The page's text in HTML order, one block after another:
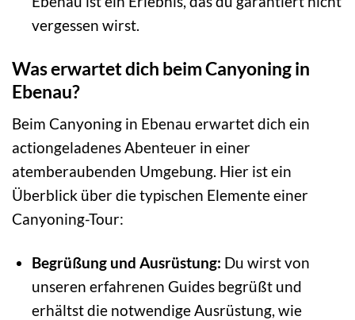
vergessen wirst.
Was erwartet dich beim Canyoning in
Ebenau?
Beim Canyoning in Ebenau erwartet dich ein
actiongeladenes Abenteuer in einer
atemberaubenden Umgebung. Hier ist ein
Überblick über die typischen Elemente einer
Canyoning-Tour:
Begrüßung und Ausrüstung: Du wirst von
unseren erfahrenen Guides begrüßt und
erhältst die notwendige Ausrüstung, wie